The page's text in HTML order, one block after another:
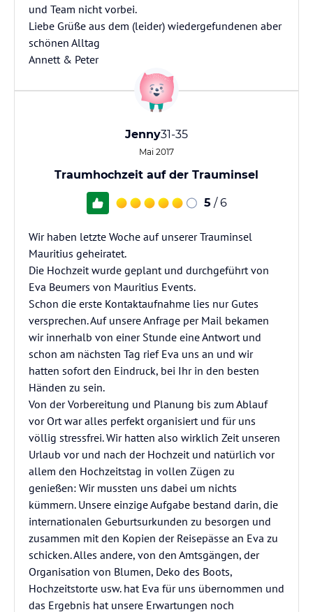
und Team nicht vorbei.
Liebe Grüße aus dem (leider) wiedergefundenen aber
schönen Alltag
Annett & Peter
Jenny31-35
Mai 2017
Traumhochzeit auf der Trauminsel
5 / 6
Wir haben letzte Woche auf unserer Trauminsel
Mauritius geheiratet.
Die Hochzeit wurde geplant und durchgeführt von
Eva Beumers von Mauritius Events.
Schon die erste Kontaktaufnahme lies nur Gutes
versprechen. Auf unsere Anfrage per Mail bekamen
wir innerhalb von einer Stunde eine Antwort und
schon am nächsten Tag rief Eva uns an und wir
hatten sofort den Eindruck, bei Ihr in den besten
Händen zu sein.
Von der Vorbereitung und Planung bis zum Ablauf
vor Ort war alles perfekt organisiert und für uns
völlig stressfrei. Wir hatten also wirklich Zeit unseren
Urlaub vor und nach der Hochzeit und natürlich vor
allem den Hochzeitstag in vollen Zügen zu
genießen: Wir mussten uns dabei um nichts
kümmern. Unsere einzige Aufgabe bestand darin, die
internationalen Geburtsurkunden zu besorgen und
zusammen mit den Kopien der Reisepässe an Eva zu
schicken. Alles andere, von den Amtsgängen, der
Organisation von Blumen, Deko des Boots,
Hochzeitstorte usw. hat Eva für uns übernommen und
das Ergebnis hat unsere Erwartungen noch